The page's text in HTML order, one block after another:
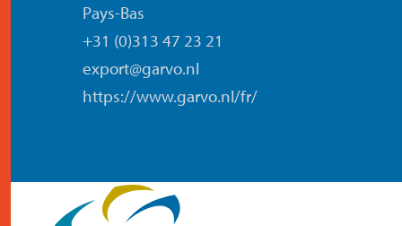
Pays-Bas
+31 (0)313 47 23 21
export@garvo.nl
https://www.garvo.nl/fr/